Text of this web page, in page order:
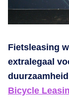
Fietsleasing
extralegaal
Bicycle